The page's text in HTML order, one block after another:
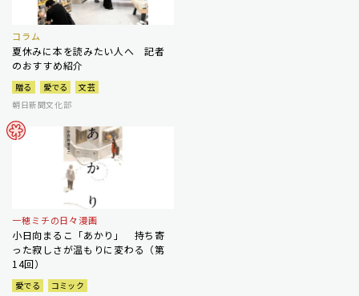
コラム
夏休みに本を読みたい人へ 記者
のおすすめ紹介
贈る 愛でる
文芸
朝日新聞文化部
一穂ミチの日々漫画
小日向まるこ「あかり」 持ち寄
った寂しさが温もりに変わる（第
14回）
愛でる
コミック